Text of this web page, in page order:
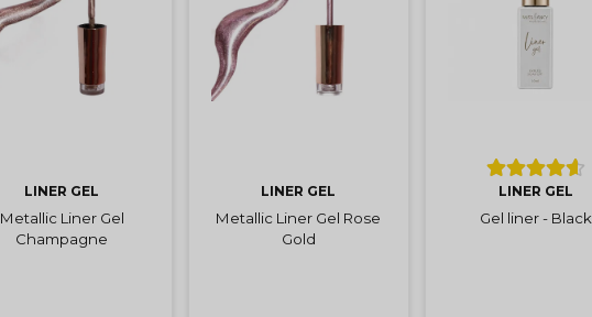
LINER GEL
Metallic Liner Gel
Champagne
LINER GEL
Metallic Liner Gel Rose
Gold
LINER GEL
Gel liner - Black